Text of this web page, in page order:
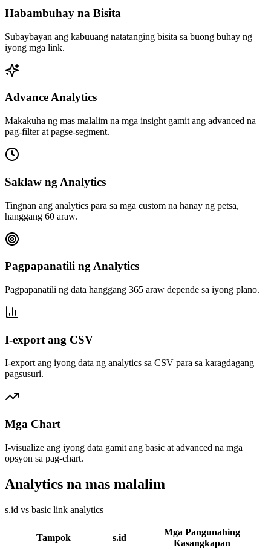
Habambuhay na Bisita
Subaybayan ang kabuuang natatanging bisita sa buong buhay ng
iyong mga link.
Advance Analytics
Makakuha ng mas malalim na mga insight gamit ang advanced na
pag-filter at pagse-segment.
Saklaw ng Analytics
Tingnan ang analytics para sa mga custom na hanay ng petsa,
hanggang 60 araw.
Pagpapanatili ng Analytics
Pagpapanatili ng data hanggang 365 araw depende sa iyong plano.
I-export ang CSV
I-export ang iyong data ng analytics sa CSV para sa karagdagang
pagsusuri.
Mga Chart
I-visualize ang iyong data gamit ang basic at advanced na mga
opsyon sa pag-chart.
Analytics na mas malalim
s.id vs basic link analytics
Tampok s.id
Mga Pangunahing
Kasangkapan